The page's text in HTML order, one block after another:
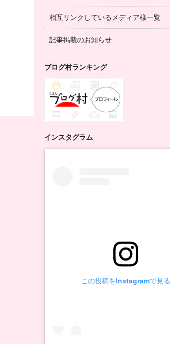
相互リンクしているメディア様一覧
記事掲載のお知らせ
ブログ村ランキング
インスタグラム
この投稿をInstagramで見る